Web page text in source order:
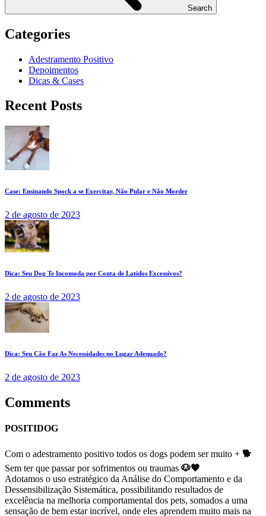
Search
Categories
Adestramento Positivo
Depoimentos
Dicas & Cases
Recent Posts
Case: Ensinando Spock a se Exercitar, Não Pular e Não Morder
2 de agosto de 2023
Dica: Seu Dog Te Incomoda por Conta de Latidos Excessivos?
2 de agosto de 2023
Dica: Seu Cão Faz As Necessidades no Lugar Adequado?
2 de agosto de 2023
Comments
POSITIDOG
Com o adestramento positivo todos os dogs podem ser muito + 🐕
Sem ter que passar por sofrimentos ou traumas 🐶🧡
Adotamos o uso estratégico da Análise do Comportamento e da
Dessensibilização Sistemática, possibilitando resultados de
excelência na melhoria comportamental dos pets, somados a uma
sensação de bem estar incrível, onde eles aprendem muito mais na